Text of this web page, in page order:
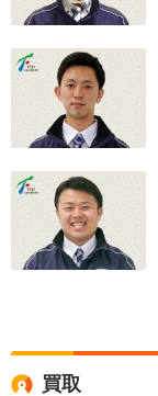
買取